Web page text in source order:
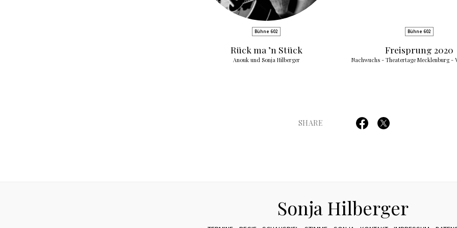
Bühne 602
Rück ma ’n Stück
Anouk und Sonja Hilberger
Bühne 602
Freisprung 2020
Nachwuchs - Theatertage Mecklenburg -
SHARE
Sonja Hilberger